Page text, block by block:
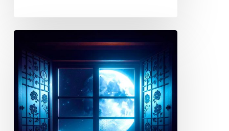
ЛУНУ
ИСПОЛНИТЬ
ВАШУ
МЕЧТУ!
19
января